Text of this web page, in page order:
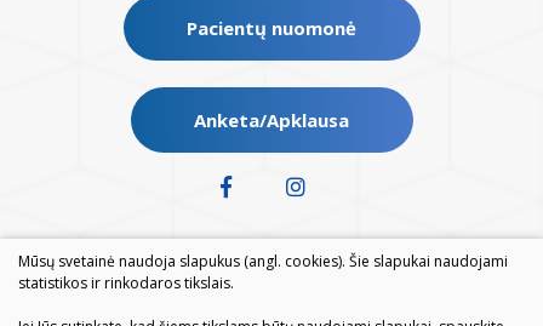
Pacientų nuomonė
Anketa/Apklausa
Mūsų svetainė naudoja slapukus (angl. cookies). Šie slapukai naudojami
statistikos ir rinkodaros tikslais.